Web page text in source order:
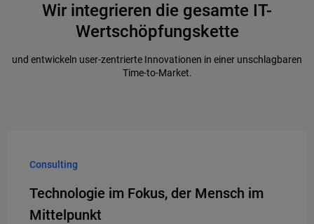
Wir integrieren die gesamte IT-
Wertschöpfungskette
und entwickeln user-zentrierte Innovationen in einer unschlagbaren
Time-to-Market.
Consulting
Technologie im Fokus, der Mensch im
Mittelpunkt